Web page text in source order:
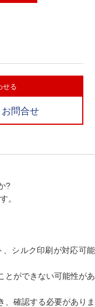
せる
問合せ
?
。
シルク印刷が対応可能
とができない可能性があ
、確認する必要がありま